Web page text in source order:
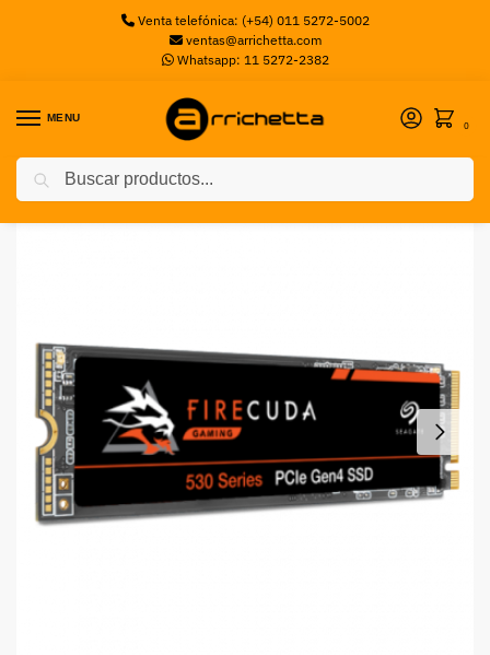
Venta telefónica: (+54) 011 5272-5002
ventas@arrichetta.com
Whatsapp: 11 5272-2382
MENU
0
Inicio Discos M2 / Disco SSD 2T Firecuda 530 M.2 PCIe 7300 MB/s SEAGATE